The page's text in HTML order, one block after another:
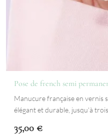
Pose de french semi
Manucure française en vernis
élégant et durable, jusqu'à
35,00 €